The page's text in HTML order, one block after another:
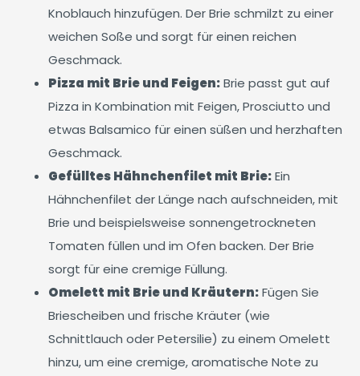
Knoblauch hinzufügen. Der Brie schmilzt zu einer
weichen Soße und sorgt für einen reichen
Geschmack.
Pizza mit Brie und Feigen:Brie passt gut auf
Pizza in Kombination mit Feigen, Prosciutto und
etwas Balsamico für einen süßen und herzhaften
Geschmack.
Gefülltes Hähnchenfilet mit Brie:Ein
Hähnchenfilet der Länge nach aufschneiden, mit
Brie und beispielsweise sonnengetrockneten
Tomaten füllen und im Ofen backen. Der Brie
sorgt für eine cremige Füllung.
Omelett mit Brie und Kräutern:Fügen Sie
Briescheiben und frische Kräuter (wie
Schnittlauch oder Petersilie) zu einem Omelett
hinzu, um eine cremige, aromatische Note zu